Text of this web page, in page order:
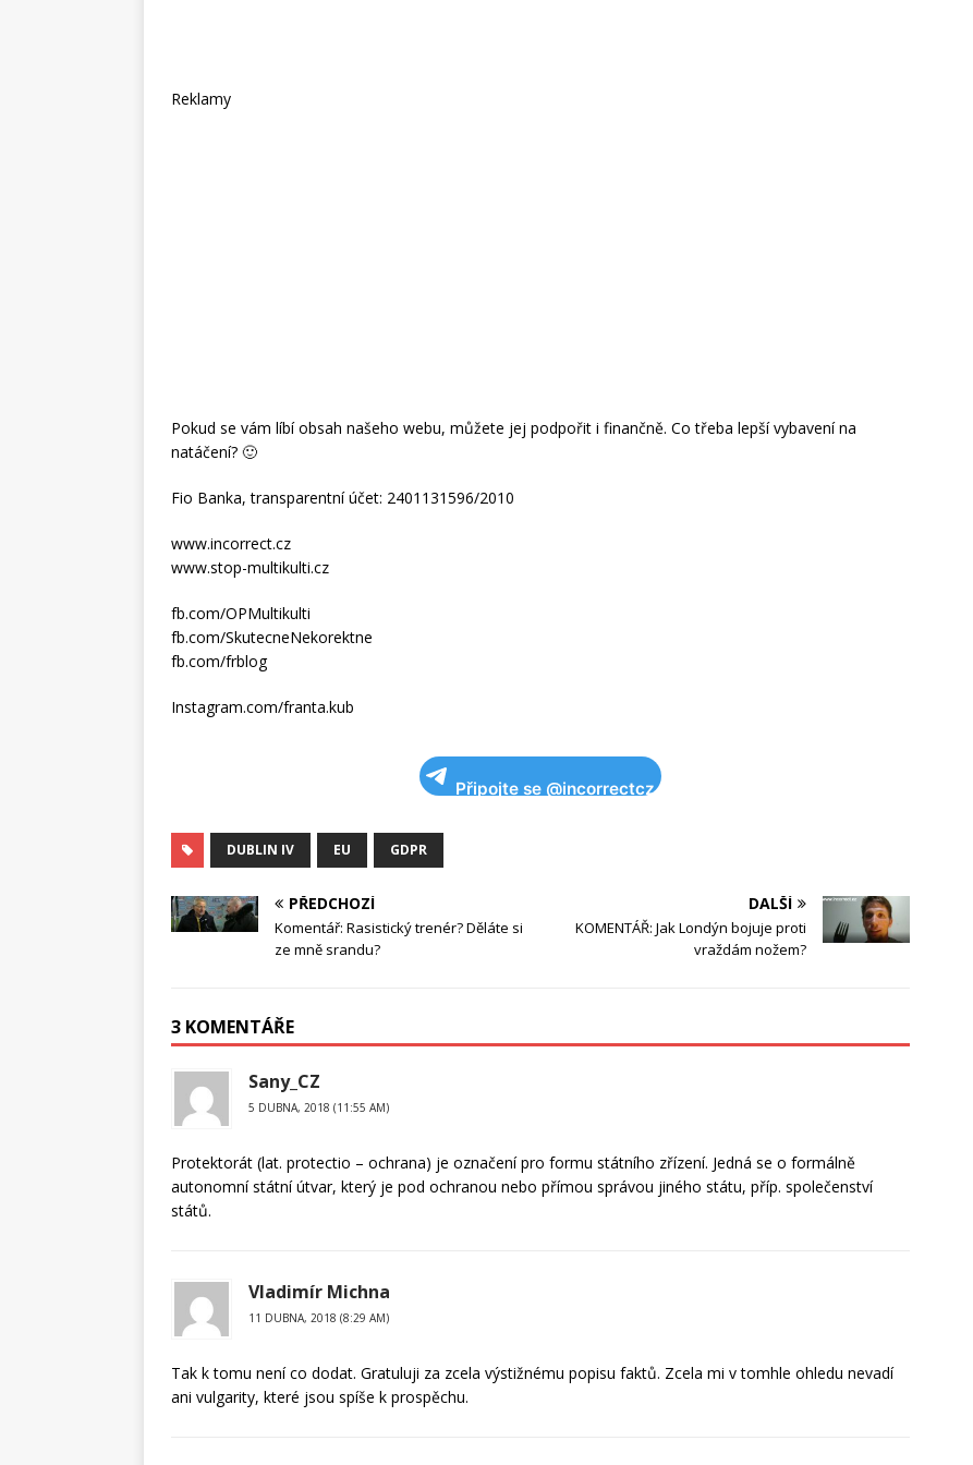
Reklamy
Pokud se vám líbí obsah našeho webu, můžete jej podpořit i finančně. Co třeba lepší vybavení na
natáčení? 🙂
Fio Banka, transparentní účet: 2401131596/2010
www.incorrect.cz
www.stop-multikulti.cz
fb.com/OPMultikulti
fb.com/SkutecneNekorektne
fb.com/frblog
Instagram.com/franta.kub
Připojte se @incorrectcz
DUBLIN IV EU GDPR
PŘEDCHOZÍ
Komentář: Rasistický trenér? Děláte si
ze mně srandu?
DALŠÍ
KOMENTÁŘ: Jak Londýn bojuje proti
vraždám nožem?
3 KOMENTÁŘE
Sany_CZ
5 DUBNA, 2018 (11:55 AM)
Protektorát (lat. protectio – ochrana) je označení pro formu státního zřízení. Jedná se o formálně
autonomní státní útvar, který je pod ochranou nebo přímou správou jiného státu, příp. společenství
států.
Vladimír Michna
11 DUBNA, 2018 (8:29 AM)
Tak k tomu není co dodat. Gratuluji za zcela výstižnému popisu faktů. Zcela mi v tomhle ohledu nevadí
ani vulgarity, které jsou spíše k prospěchu.